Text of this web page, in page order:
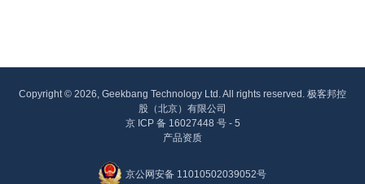
Copyright © 2026, Geekbang Technology Ltd. All rights reserved. 极客邦控
股（北京）有限公司
京 ICP 备 16027448 号 - 5
产品资质
京公网安备 11010502039052号